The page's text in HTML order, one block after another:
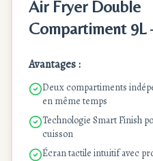
Air Fryer Double
Compartiment 9L
Avantages :
Deux compartiments
en même temps
Technologie Smart Finish
cuisson
Écran tactile intuitif avec